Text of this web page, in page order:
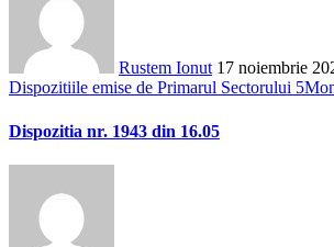
Rustem Ionut 17 noiembrie
Dispozitiile emise de Primarul Sectorului 5
Dispozitia nr. 1943 din 16.05